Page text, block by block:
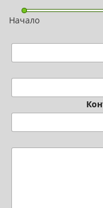
КОНТАКТЫ
ОПЛАТА ТА
Начало